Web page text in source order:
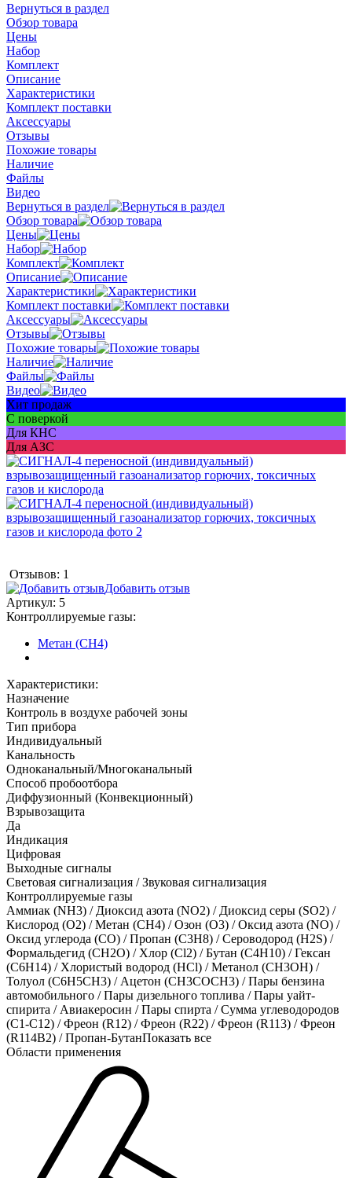
Вернуться в раздел
Обзор товара
Цены
Набор
Комплект
Описание
Характеристики
Комплект поставки
Аксессуары
Отзывы
Похожие товары
Наличие
Файлы
Видео
Вернуться в раздел
Обзор товара
Цены
Набор
Комплект
Описание
Характеристики
Комплект поставки
Аксессуары
Отзывы
Похожие товары
Наличие
Файлы
Видео
Хит продаж
С поверкой
Для КНС
Для АЗС
Отзывов: 1
Добавить отзыв
Артикул: 5
Контроллируемые газы:
Метан (CH4)
Характеристики:
Назначение
Контроль в воздухе рабочей зоны
Тип прибора
Индивидуальный
Канальность
Одноканальный/Многоканальный
Способ пробоотбора
Диффузионный (Конвекционный)
Взрывозащита
Да
Индикация
Цифровая
Выходные сигналы
Световая сигнализация / Звуковая сигнализация
Контроллируемые газы
Аммиак (NH3) / Диоксид азота (NO2) / Диоксид серы (SO2) /
Кислород (O2) /Метан (CH4) /Озон (O3) /Оксид азота (NO) /
Оксид углерода (CO) /Пропан (C3H8) /Сероводород (H2S) /
Формальдегид (CH2O) / Хлор (Cl2) /Бутан (C4H10) /Гексан
(C6H14) / Хлористый водород (HCl) /Метанол (CH3OH) /
Толуол (C6H5CH3) / Ацетон (CH3COCH3) /Пары бензина
автомобильного /Пары дизельного топлива /Пары уайт-
спирита / Авиакеросин /Пары спирта /Сумма углеводородов
(С1-С12) /Фреон (R12) /Фреон (R22) /Фреон (R113) /Фреон
(R114В2) /Пропан-БутанПоказать все
Области применения